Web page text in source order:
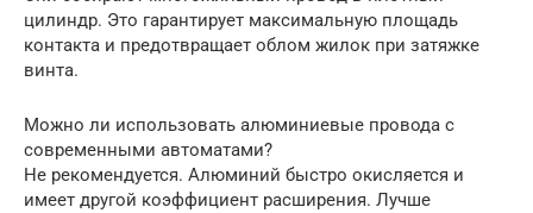
цилиндр. Это гарантирует максимальную площадь
контакта и предотвращает облом жилок при затяжке
винта.
Можно ли использовать алюминиевые провода с
современными автоматами?
Не рекомендуется. Алюминий быстро окисляется и
имеет другой коэффициент расширения. Лучше